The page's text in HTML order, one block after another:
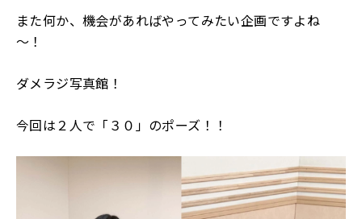
また何か、機会があればやってみたい企画ですよね
～！
ダメラジ写真館！
今回は２人で「３０」のポーズ！！